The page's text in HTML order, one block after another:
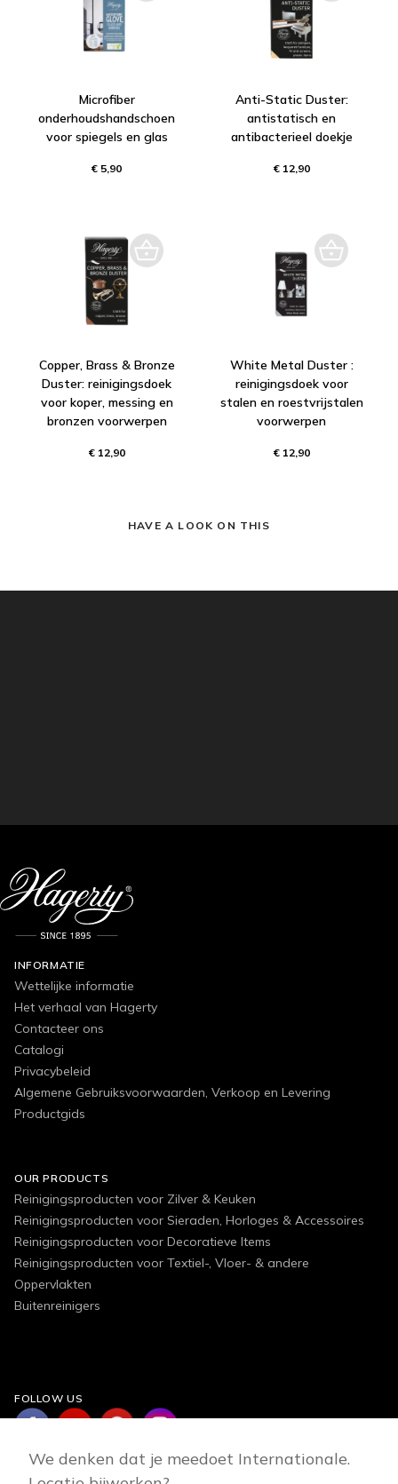
Microfiber
onderhoudshandschoen
voor spiegels en glas
€ 5,90
Anti-Static Duster:
antistatisch en
antibacterieel doekje
€ 12,90
Copper, Brass & Bronze
Duster: reinigingsdoek
voor koper, messing en
bronzen voorwerpen
€ 12,90
White Metal Duster :
reinigingsdoek voor
stalen en roestvrijstalen
voorwerpen
€ 12,90
HAVE A LOOK ON THIS
INFORMATIE
Wettelijke informatie
Het verhaal van Hagerty
Contacteer ons
Catalogi
Privacybeleid
Algemene Gebruiksvoorwaarden, Verkoop en Levering
Productgids
OUR PRODUCTS
Reinigingsproducten voor Zilver & Keuken
Reinigingsproducten voor Sieraden, Horloges & Accessoires
Reinigingsproducten voor Decoratieve Items
Reinigingsproducten voor Textiel-, Vloer- & andere
Oppervlakten
Buitenreinigers
FOLLOW US
We denken dat je meedoet Internationale.